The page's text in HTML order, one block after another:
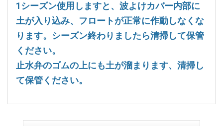
1シーズン使用しますと、波よけカバー内部に
土が入り込み、フロートが正常に作動しなくな
ります。シーズン終わりましたら清掃して保管
ください。
止水弁のゴムの上にも土が溜まります、清掃し
て保管ください。